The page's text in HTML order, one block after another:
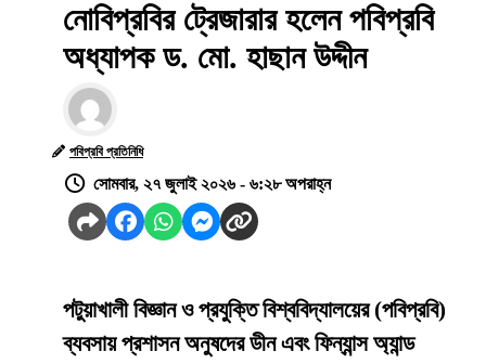
নোবিপ্রবির ট্রেজারার হলেন পবিপ্রবি
অধ্যাপক ড. মো. হাছান উদ্দীন
পবিপ্রবি প্রতিনিধি
সোমবার, ২৭ জুলাই ২০২৬ - ৬:২৮ অপরাহ্ন
পটুয়াখালী বিজ্ঞান ও প্রযুক্তি বিশ্ববিদ্যালয়ের (পবিপ্রবি)
ব্যবসায় প্রশাসন অনুষদের ডীন এবং ফিন্যান্স অ্যান্ড